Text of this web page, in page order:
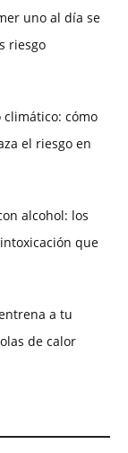
uno al día se
riesgo
cómo
el riesgo en
alcohol: los
que
a tu
de calor